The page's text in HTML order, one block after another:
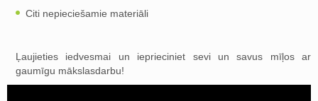
Citi nepieciešamie materiāli
Ļaujieties iedvesmai un ieprieciniet sevi un savus mīļos ar
gaumīgu mākslasdarbu!